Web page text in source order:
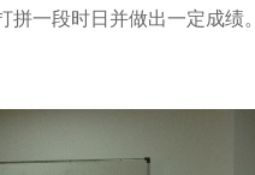
一段时日并做出一定成绩。